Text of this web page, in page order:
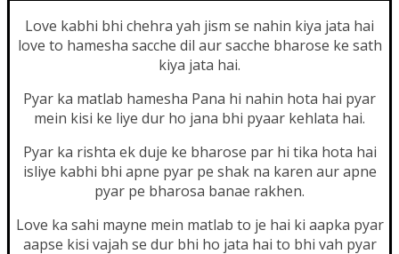
Love kabhi bhi chehra yah jism se nahin kiya jata hai
love to hamesha sacche dil aur sacche bharose ke sath
kiya jata hai.
Pyar ka matlab hamesha Pana hi nahin hota hai pyar
mein kisi ke liye dur ho jana bhi pyaar kehlata hai.
Pyar ka rishta ek duje ke bharose par hi tika hota hai
isliye kabhi bhi apne pyar pe shak na karen aur apne
pyar pe bharosa banae rakhen.
Love ka sahi mayne mein matlab to je hai ki aapka pyar
aapse kisi vajah se dur bhi ho jata hai to bhi vah pyar